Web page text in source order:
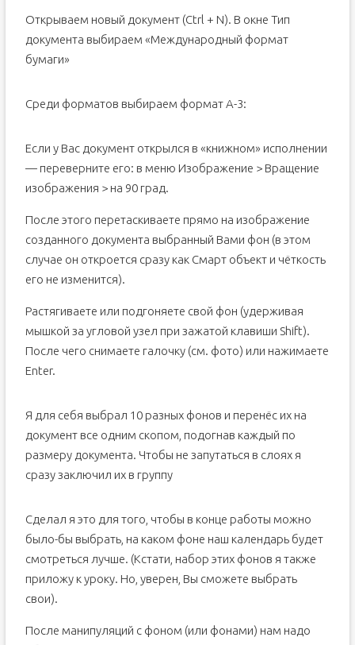
Открываем новый документ (Ctrl + N). В окне Тип
документа выбираем «Международный формат
бумаги»
Среди форматов выбираем формат А-3:
Если у Вас документ открылся в «книжном» исполнении
— переверните его: в меню Изображение > Вращение
изображения > на 90 град.
После этого перетаскиваете прямо на изображение
созданного документа выбранный Вами фон (в этом
случае он откроется сразу как Смарт объект и чёткость
его не изменится).
Растягиваете или подгоняете свой фон (удерживая
мышкой за угловой узел при зажатой клавиши Shift).
После чего снимаете галочку (см. фото) или нажимаете
Enter.
Я для себя выбрал 10 разных фонов и перенёс их на
документ все одним скопом, подогнав каждый по
размеру документа. Чтобы не запутаться в слоях я
сразу заключил их в группу
Сделал я это для того, чтобы в конце работы можно
было-бы выбрать, на каком фоне наш календарь будет
смотреться лучше. (Кстати, набор этих фонов я также
приложу к уроку. Но, уверен, Вы сможете выбрать
свои).
После манипуляций с фоном (или фонами) нам надо